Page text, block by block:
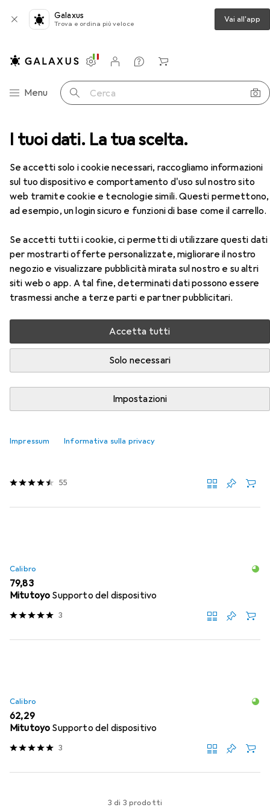
I tuoi dati. La tua scelta.
Se accetti solo i cookie necessari, raccogliamo informazioni
sul tuo dispositivo e comportamento d'uso sul nostro sito
web tramite cookie e tecnologie simili. Questi permettono,
ad esempio, un login sicuro e funzioni di base come il carrello.
Se accetti tutti i cookie, ci permetti di utilizzare questi dati
per mostrarti offerte personalizzate, migliorare il nostro
negozio e visualizzare pubblicità mirata sul nostro e su altri
siti web o app. A tal fine, determinati dati possono essere
trasmessi anche a terze parti e partner pubblicitari.
Accetta tutti
Solo necessari
Impostazioni
Impressum Informativa sulla privacy
Galaxus
Trova e ordina più veloce Vai all'app
Categoria Navigazione
Menu Cerca
Impostazioni
Conto cliente
Liste di confronto
Liste dei desideri
Carrello
misura Calibro Mitutoyo Bügelmessschraube
EUR
264,92
MitutoyoBügelmessschraube
Bügelmessschraube
Qui trovi accessori adatti per il prodotto Mitutoyo
Bügelmessschraube delle categorie Batterie + pile e
Elenco dei prodotti
SCONTO SULLA QUANTITÀ
EUR
4,38 da 3 Pezzi /1pz.
Energizer Ossidi d'argento 357/303
55
Calibro
EUR
79,83
Mitutoyo Supporto del dispositivo
3
Calibro
EUR
62,29
Mitutoyo Supporto del dispositivo
3
3 di 3 prodotti